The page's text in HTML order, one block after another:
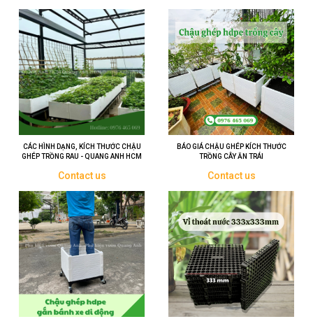
CÁC HÌNH DẠNG, KÍCH THƯỚC CHẬU
GHÉP TRỒNG RAU - QUANG ANH HCM
Contact us
BÁO GIÁ CHẬU GHÉP KÍCH THƯỚC
TRỒNG CÂY ĂN TRÁI
Contact us